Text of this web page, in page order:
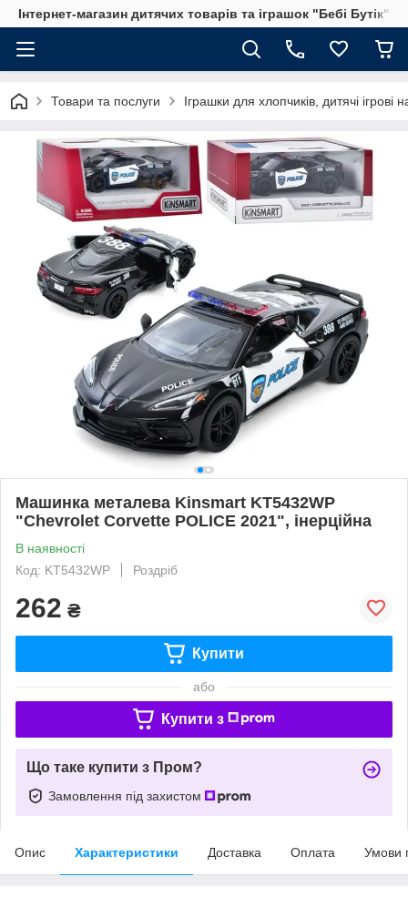
Інтернет-магазин дитячих товарів та іграшок "Бебі Бутік"
Товари та послуги Іграшки для хлопчиків, дитячі ігрові
Машинка металева Kinsmart KT5432WP
"Chevrolet Corvette POLICE 2021", інерційна
В наявності
Код: KT5432WP
Роздріб
262 ₴
Купити
або
Купити з
Що таке купити з Пром?
Замовлення під захистом
Опис Характеристики Доставка Оплата Умови